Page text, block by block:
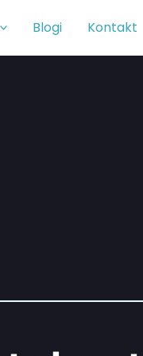
Blogi Kontakt